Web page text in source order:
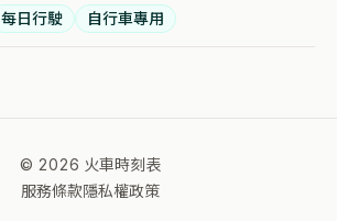
每日行駛 自行車專用
© 2026 火車時刻表
服務條款隱私權政策